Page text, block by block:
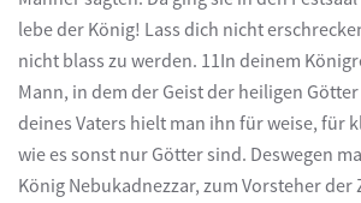
lebe der König! Lass dich nicht
nicht blass zu werden. 11In deinem
Mann, in dem der Geist der heiligen
deines Vaters hielt man ihn für weise, für
wie es sonst nur Götter sind. Deswegen
König Nebukadnezzar, zum Vorsteher